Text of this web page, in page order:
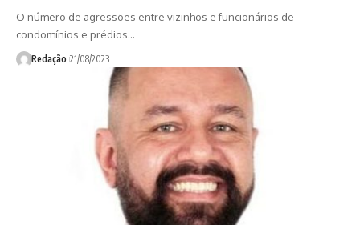
O número de agressões entre vizinhos e funcionários de
condomínios e prédios…
Redação 21/08/2023